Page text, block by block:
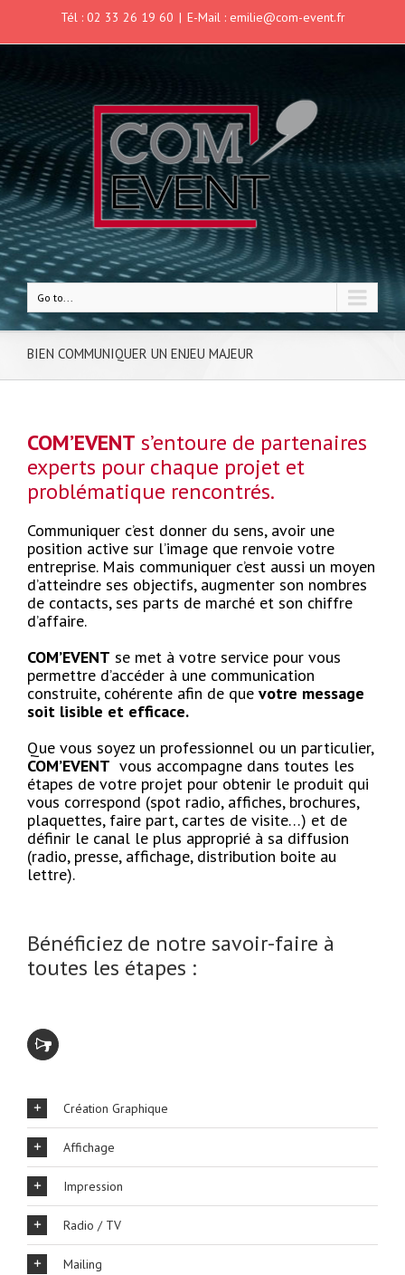
Tél : 02 33 26 19 60 | E-Mail : emilie@com-event.fr
Go to...
BIEN COMMUNIQUER UN ENJEU MAJEUR
COM’EVENT s’entoure de partenaires
experts pour chaque projet et
problématique rencontrés.
Communiquer c’est donner du sens, avoir une
position active sur l’image que renvoie votre
entreprise. Mais communiquer c’est aussi un moyen
d’atteindre ses objectifs, augmenter son nombres
de contacts, ses parts de marché et son chiffre
d’affaire.
COM’EVENT se met à votre service pour vous
permettre d’accéder à une communication
construite, cohérente afin de que votre message
soit lisible et efficace.
Que vous soyez un professionnel ou un particulier,
COM’EVENT vous accompagne dans toutes les
étapes de votre projet pour obtenir le produit qui
vous correspond (spot radio, affiches, brochures,
plaquettes, faire part, cartes de visite…) et de
définir le canal le plus approprié à sa diffusion
(radio, presse, affichage, distribution boite au
lettre).
Bénéficiez de notre savoir-faire à
toutes les étapes :
Création Graphique
Affichage
Impression
Radio / TV
Mailing